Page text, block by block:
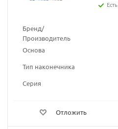
Бренд/
Производитель
Основа
Тип наконечника
Серия
Отложить